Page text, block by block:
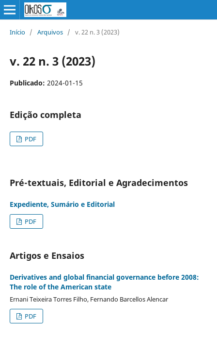
Início / Arquivos / v. 22 n. 3 (2023)
v. 22 n. 3 (2023)
Publicado: 2024-01-15
Edição completa
PDF
Pré-textuais, Editorial e Agradecimentos
Expediente, Sumário e Editorial
PDF
Artigos e Ensaios
Derivatives and global financial governance before 2008:
The role of the American state
Ernani Teixeira Torres Filho, Fernando Barcellos Alencar
PDF